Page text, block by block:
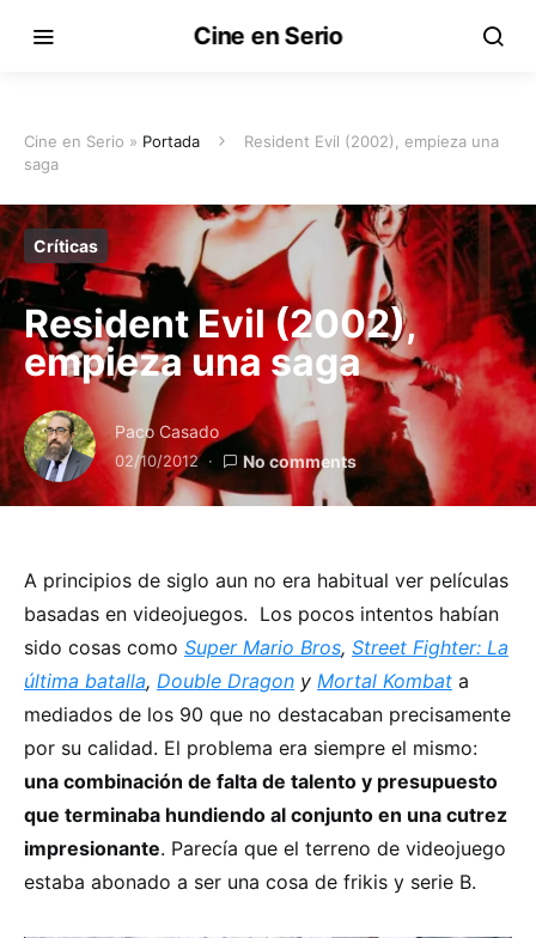
Cine en Serio
Cine en Serio » Portada
Resident Evil (2002), empieza una
saga
Críticas
Resident Evil (2002),
empieza una saga
Paco Casado
02/10/2012 No comments
A principios de siglo aun no era habitual ver películas
basadas en videojuegos. Los pocos intentos habían
sido cosas como Super Mario Bros, Street Fighter: La
última batalla, Double Dragon y Mortal Kombat a
mediados de los 90 que no destacaban precisamente
por su calidad. El problema era siempre el mismo:
una combinación de falta de talento y presupuesto
que terminaba hundiendo al conjunto en una cutrez
impresionante. Parecía que el terreno de videojuego
estaba abonado a ser una cosa de frikis y serie B.